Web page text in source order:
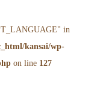
in
kansai/wp-
on line 127